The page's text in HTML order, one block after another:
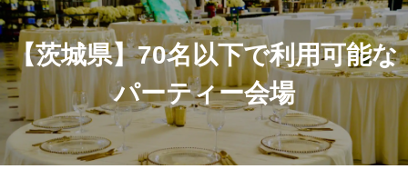
【茨城県】70名以下で利用可能な
パーティー会場